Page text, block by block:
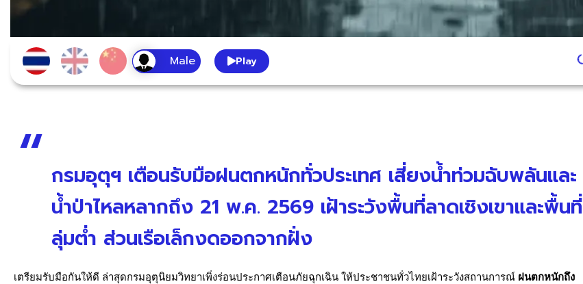
Play
กรมอุตุฯ เตือนรับมือฝนตกหนักทั่วประเทศ เสี่ยงน้ำท่วมฉับพลันและ
น้ำป่าไหลหลากถึง 21 พ.ค. 2569 เฝ้าระวังพื้นที่ลาดเชิงเขาและพื้นที่
ลุ่มต่ำ ส่วนเรือเล็กงดออกจากฝั่ง
เตรียมรับมือกันให้ดี ล่าสุดกรมอุตุนิยมวิทยาเพิ่งร่อนประกาศเตือนภัยฉุกเฉิน ให้ประชาชนทั่วไทยเฝ้าระวังสถานการณ์ ฝนตกหนักถึง